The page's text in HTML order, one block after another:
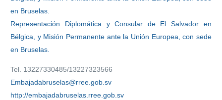
Representación Diplomática y Consular de El Salvador en
Bélgica, y Misión Permanente ante la Unión Europea, con sede
en Bruselas.
Tel. 13227330485/13227323566
Embajadabruselas@rree.gob.sv
http://embajadabruselas.rree.gob.sv